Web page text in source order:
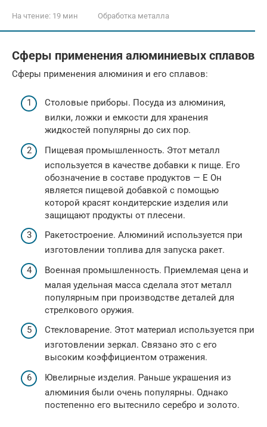
На чтение: 19 мин Обработка металла
Сферы применения алюминиевых сплавов
Сферы применения алюминия и его сплавов:
Столовые приборы. Посуда из алюминия,
вилки, ложки и емкости для хранения
жидкостей популярны до сих пор.
Пищевая промышленность. Этот металл
используется в качестве добавки к пище. Его
обозначение в составе продуктов — E Он
является пищевой добавкой с помощью
которой красят кондитерские изделия или
защищают продукты от плесени.
Ракетостроение. Алюминий используется при
изготовлении топлива для запуска ракет.
Военная промышленность. Приемлемая цена и
малая удельная масса сделала этот металл
популярным при производстве деталей для
стрелкового оружия.
Стекловарение. Этот материал используется при
изготовлении зеркал. Связано это с его
высоким коэффициентом отражения.
Ювелирные изделия. Раньше украшения из
алюминия были очень популярны. Однако
постепенно его вытеснило серебро и золото.